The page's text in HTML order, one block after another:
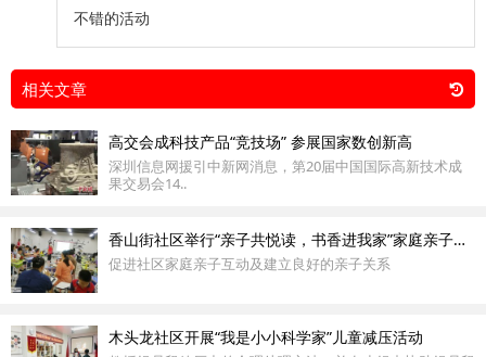
不错的活动
相关文章
高交会成科技产品“竞技场” 参展国家数创新高
深圳信息网援引中新网消息，第20届中国国际高新技术成
果交易会14..
香山街社区举行“亲子共悦读，书香进我家”家庭亲子阅读活动
促进社区家庭亲子互动及建立良好的亲子关系
木头龙社区开展“我是小小科学家”儿童减压活动